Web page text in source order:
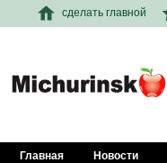
сделать главной
Главная Новости